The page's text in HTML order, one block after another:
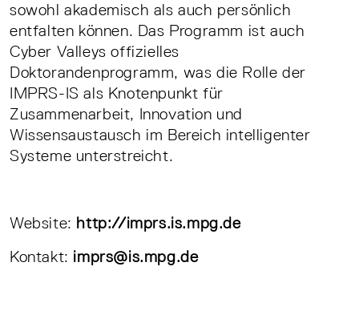
sowohl akademisch als auch persönlich
entfalten können. Das Programm ist auch
Cyber Valleys offizielles
Doktorandenprogramm, was die Rolle der
IMPRS-IS als Knotenpunkt für
Zusammenarbeit, Innovation und
Wissensaustausch im Bereich intelligenter
Systeme unterstreicht.
Website: http://imprs.is.mpg.de
Kontakt: imprs@is.mpg.de